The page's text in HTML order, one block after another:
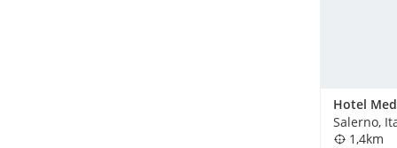
Hotel
Salerno,
1,4km